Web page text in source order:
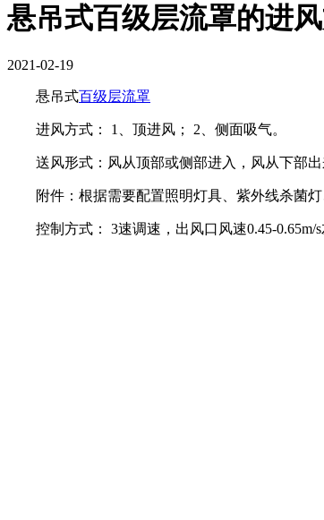
悬吊式百级层流罩的进
2021-02-19
悬吊式百级层流罩
进风方式： 1、顶进风； 2、侧面吸气。
送风形式：风从顶部或侧部进入，风从下部出
附件：根据需要配置照明灯具、紫外线杀菌灯
控制方式： 3速调速，出风口风速0.45-0.65m/s